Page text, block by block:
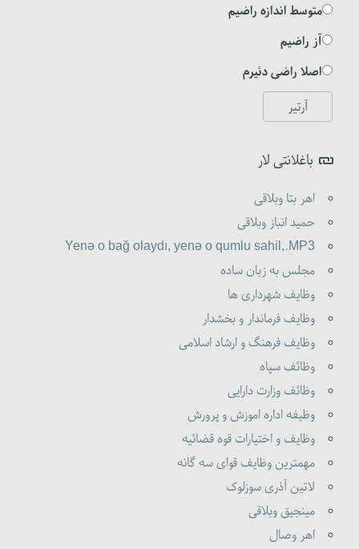
متوسط اندازه راضیم
آز راضیم
اصلا راضی دئیرم
باغلانتی لار
اهر بتا وبلاقی
حمید انباز وبلاقی
Yenə o bağ olaydı, yenə o qumlu sahil,.MP3
مجلس به زبان ساده
وظایف شهرداری ها
وظایف فرماندار و بخشدار
وظایف فرهنگ و ارشاد اسلامی
وظائف سپاه
وظائف وزارت دارایی
وظیفه اداره اموزش و پرورش
وظایف و اختیارات قوه قضائیه
مهمترین وظایف قوای سه گانه
لاتین آذری سوزلوک
مینجیق وبلاقی
اهر وصال